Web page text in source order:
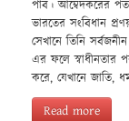
পাব। আম্বেদকরের
ভারতের সংবিধান
সেখানে তিনি
এর ফলে স্বাধীনতার
করে, যেখানে জাতি,
Read more